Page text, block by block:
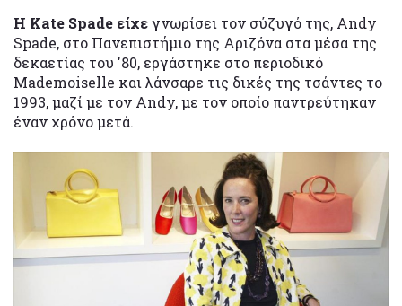
Η Kate Spade είχεγνωρίσει τον σύζυγό της, Andy
Spade, στο Πανεπιστήμιο της Αριζόνα στα μέσα της
δεκαετίας του '80, εργάστηκε στο περιοδικό
Mademoiselle και λάνσαρε τις δικές της τσάντες το
1993, μαζί με τον Αndy, με τον οποίο παντρεύτηκαν
έναν χρόνο μετά.